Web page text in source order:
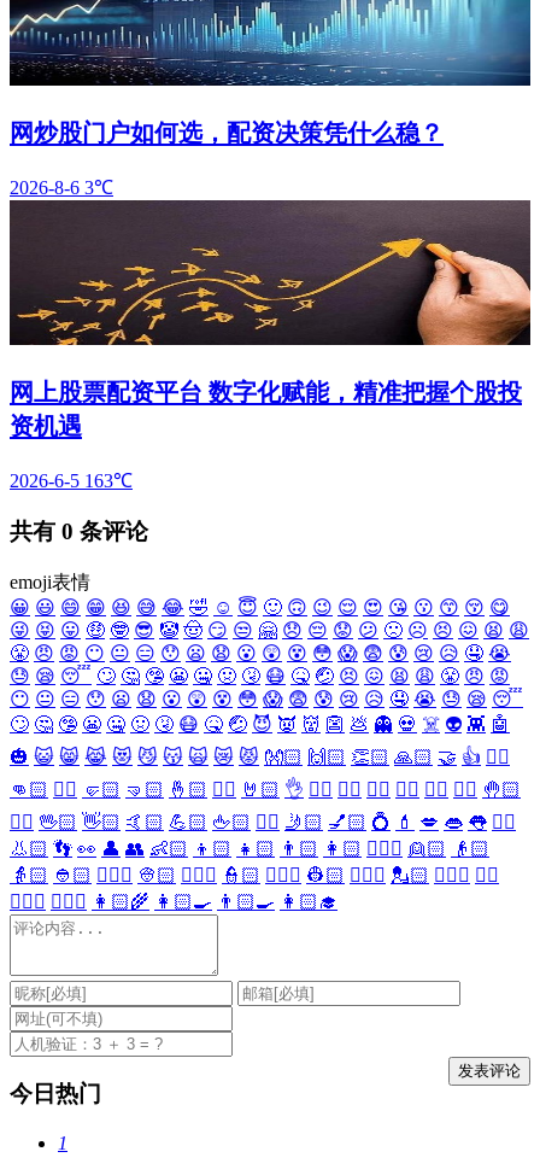
网炒股门户如何选，配资决策凭什么稳？
2026-8-6 3℃
网上股票配资平台 数字化赋能，精准把握个股投
资机遇
2026-6-5 163℃
共有 0 条评论
emoji表情
😀 😃 😄 😁 😆 😅 😂 🤣 ☺️ 😇 🙂 🙃 😉 😌 😍 😘 😗 😙 😚 😋
😜 😝 😛 🤑 🤓 😎 🤡 🤠 😏 😒 🤗 😞 😔 😟 😕 🙁 ☹️ 😣 😖 😫 😩
😤 😠 😡 😶 😐 😑 😯 😦 😧 😮 😲 😵 😳 😱 😨 😰 😢 😥 🤤 😭
😓 😪 😴 🙄 🤔 🤥 😬 🤐 🤢 🤧 😷 🤒 🤕 😣 😖 😫 😩 😤 😠 😡
😶 😐 😑 😯 😦 😧 😮 😲 😵 😳 😱 😨 😰 😢 😥 🤤 😭 😓 😪 😴
🙄 🤔 🤥 😬 🤐 🤢 🤧 😷 🤒 🤕 😈 👿 👹 👺 💩 👻 💀 ☠️ 👽 👾 🤖
🎃 😺 😸 😹 😻 😼 😽 🙀 😿 😾 👐🏻 🙌🏻 👏🏻 🙏🏻 🤝 👍 👎🏻
👊🏻 ✊🏻 🤛🏻 🤜🏻 🤞🏻 ✌🏻 🤘🏻 👌 👈🏻 👉🏻 👆🏻 👇🏻 ☝🏻 ✋🏻 🤚🏻
🖐🏻 🖖🏻 👋🏻 🤙🏻 💪🏻 🖕🏻 ✍🏻 🤳🏻 💅🏻 💍 💄 💋 👄 👅 👂🏻
👃🏻 👣 👀 👤 👥 👶🏻 👦🏻 👧🏻 👨🏻 👩🏻 👱🏻‍♀️ 👱🏻
👴🏻
👵🏻 👲🏻 👳🏻‍♀️ 👳🏻 👮🏻‍♀️ 👮🏻 👷🏻‍♀️ 👷🏻 💂🏻‍♀️ 💂🏻 🕵🏻‍♀️ 🕵🏻
👩🏻‍⚕️ 👨🏻‍⚕️ 👩🏻‍🌾 👩🏻‍🍳 👨🏻‍🍳 👩🏻‍🎓
今日热门
1